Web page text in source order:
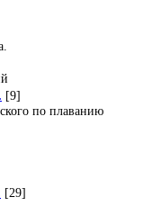
[9]
по плаванию
[29]